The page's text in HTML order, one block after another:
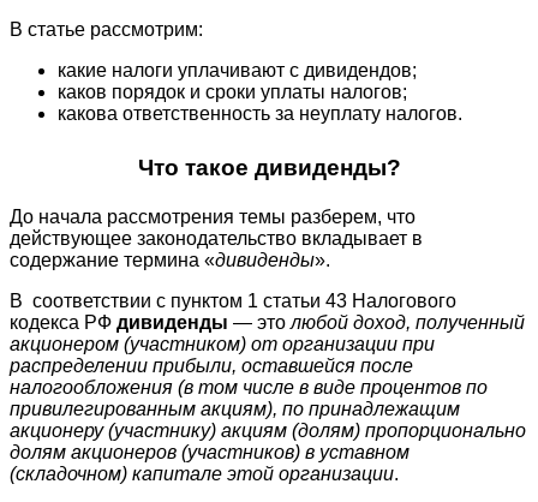
В статье рассмотрим:
какие налоги уплачивают с дивидендов;
каков порядок и сроки уплаты налогов;
какова ответственность за неуплату налогов.
Что такое дивиденды?
До начала рассмотрения темы разберем, что
действующее законодательство вкладывает в
содержание термина «дивиденды».
В соответствии с пунктом 1 статьи 43 Налогового
кодекса РФ дивиденды — это любой доход, полученный
акционером (участником) от организации при
распределении прибыли, оставшейся после
налогообложения (в том числе в виде процентов по
привилегированным акциям), по принадлежащим
акционеру (участнику) акциям (долям) пропорционально
долям акционеров (участников) в уставном
(складочном) капитале этой организации.